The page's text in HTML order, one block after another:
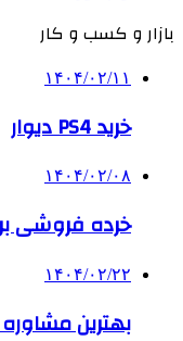
بازار و کسب و کار
۱۴۰۴/۰۲/۱۱
خرید PS4 دیوار
۱۴۰۴/۰۲/۰۸
خرده فروشی برق +
۱۴۰۴/۰۲/۲۲
بهترین